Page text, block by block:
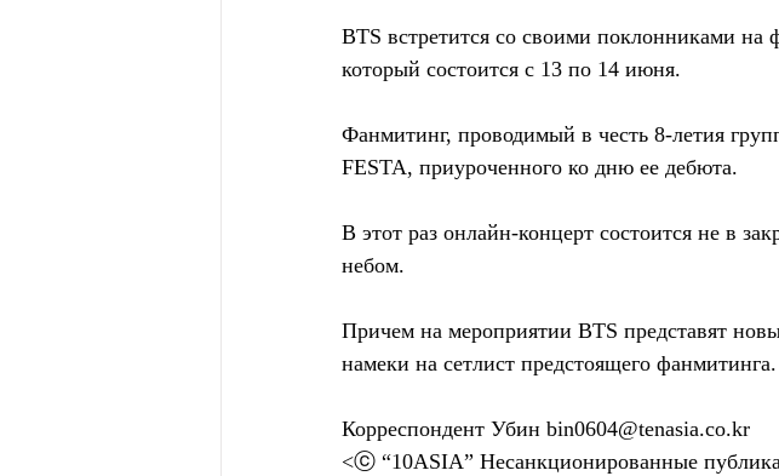
BTS встретится со своими поклонниками
который состоится с 13 по 14 июня.
Фанмитинг, проводимый в честь 8-летия
FESTA, приуроченного ко дню ее дебюта.
В этот раз онлайн-концерт состоится не в
небом.
Причем на мероприятии BTS представят
намеки на сетлист предстоящего фанмитинга.
Корреспондент Убин bin0604@tenasia.co.kr
<ⓒ “10ASIA” Несанкционированные